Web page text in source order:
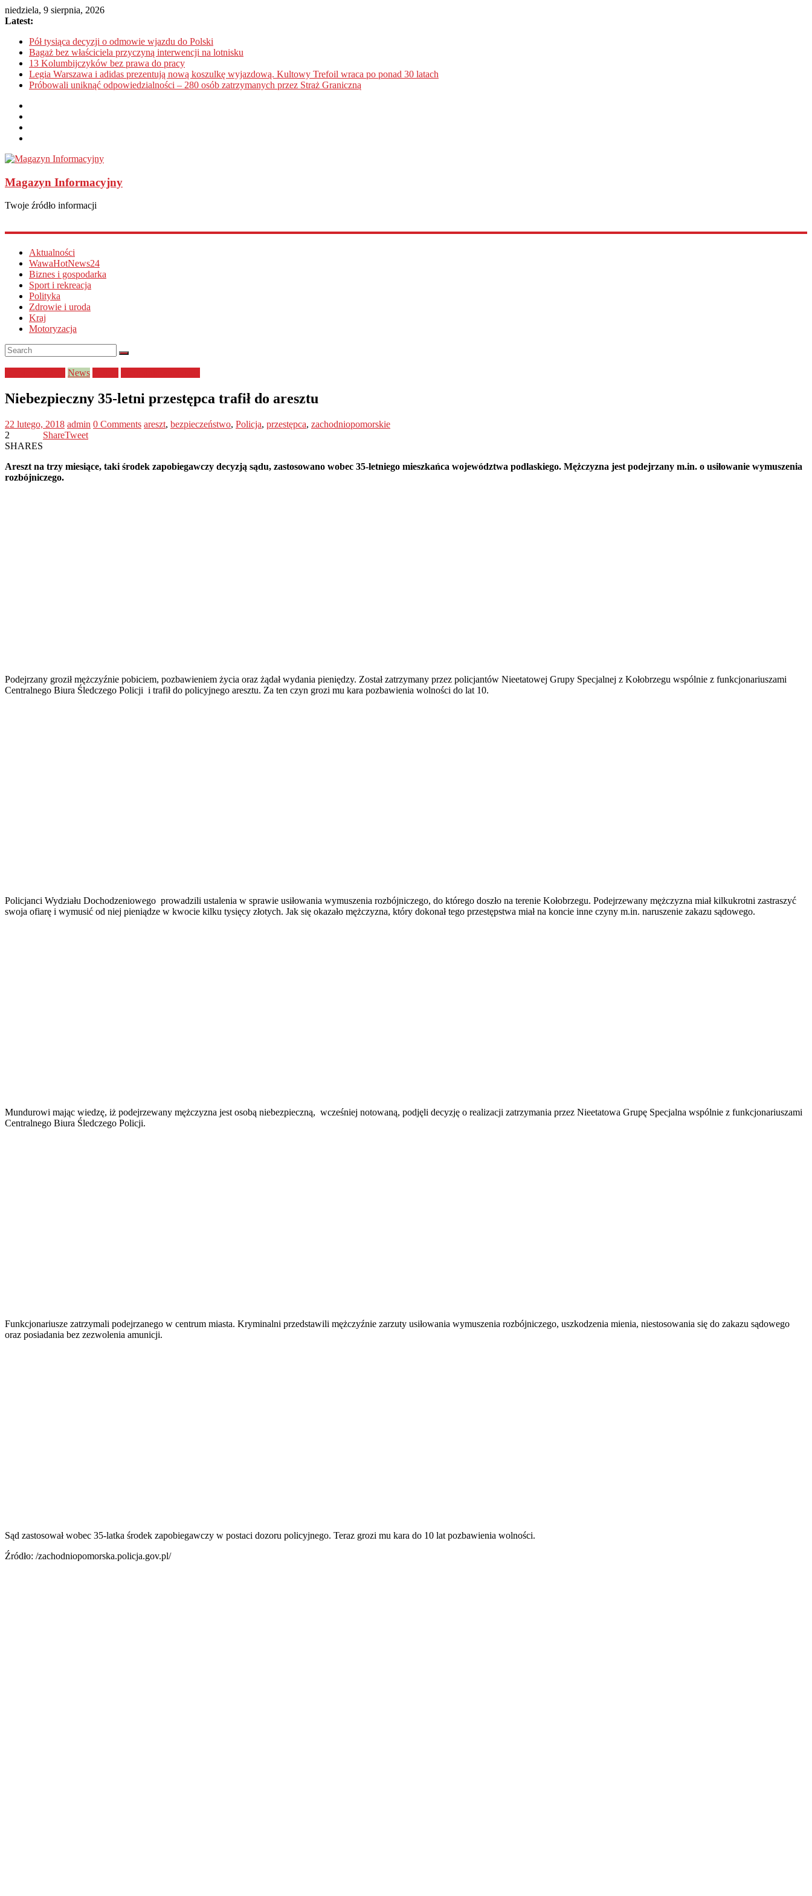
niedziela, 9 sierpnia, 2026
Latest:
Pół tysiąca decyzji o odmowie wjazdu do Polski
Bagaż bez właściciela przyczyną interwencji na lotnisku
13 Kolumbijczyków bez prawa do pracy
Legia Warszawa i adidas prezentują nową koszulkę wyjazdową. Kultowy Trefoil wraca po ponad 30 latach
Próbowali uniknąć odpowiedzialności – 280 osób zatrzymanych przez Straż Graniczną
Magazyn Informacyjny
Twoje źródło informacji
Aktualności
WawaHotNews24
Biznes i gospodarka
Sport i rekreacja
Polityka
Zdrowie i uroda
Kraj
Motoryzacja
News
Niebezpieczny 35-letni przestępca trafił do aresztu
22 lutego, 2018 admin 0 Comments areszt, bezpieczeństwo, Policja, przestępca, zachodniopomorskie
2
SHARES
ShareTweet
Areszt na trzy miesiące, taki środek zapobiegawczy decyzją sądu, zastosowano wobec 35-letniego mieszkańca województwa podlaskiego. Mężczyzna jest podejrzany m.in. o usiłowanie wymuszenia
rozbójniczego.
Podejrzany groził mężczyźnie pobiciem, pozbawieniem życia oraz żądał wydania pieniędzy. Został zatrzymany przez policjantów Nieetatowej Grupy Specjalnej z Kołobrzegu wspólnie z funkcjonariuszami
Centralnego Biura Śledczego Policji i trafił do policyjnego aresztu. Za ten czyn grozi mu kara pozbawienia wolności do lat 10.
Policjanci Wydziału Dochodzeniowego prowadzili ustalenia w sprawie usiłowania wymuszenia rozbójniczego, do którego doszło na terenie Kołobrzegu. Podejrzewany mężczyzna miał kilkukrotni zastraszyć
swoja ofiarę i wymusić od niej pieniądze w kwocie kilku tysięcy złotych. Jak się okazało mężczyzna, który dokonał tego przestępstwa miał na koncie inne czyny m.in. naruszenie zakazu sądowego.
Mundurowi mając wiedzę, iż podejrzewany mężczyzna jest osobą niebezpieczną, wcześniej notowaną, podjęli decyzję o realizacji zatrzymania przez Nieetatowa Grupę Specjalna wspólnie z funkcjonariuszami
Centralnego Biura Śledczego Policji.
Funkcjonariusze zatrzymali podejrzanego w centrum miasta. Kryminalni przedstawili mężczyźnie zarzuty usiłowania wymuszenia rozbójniczego, uszkodzenia mienia, niestosowania się do zakazu sądowego
oraz posiadania bez zezwolenia amunicji.
Sąd zastosował wobec 35-latka środek zapobiegawczy w postaci dozoru policyjnego. Teraz grozi mu kara do 10 lat pozbawienia wolności.
Źródło: /zachodniopomorska.policja.gov.pl/